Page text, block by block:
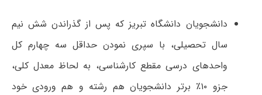
دانشجویان دانشگاه تبریز که پس از گذراندن شش نیم
سال تحصیلی، با سپری نمودن حداقل سه چهارم کل
واحدهای درسی مقطع کارشناسی، به لحاظ معدل کلی،
جزو ۱۰٪ برتر دانشجویان هم رشته و هم ورودی خود